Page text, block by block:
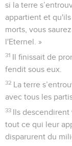
si la terre
appartient et
morts, vous
l'Eternel. »
31 Il finissait de
fendit sous eux.
32 La terre
avec tous les
33 Ils descendirent
tout ce qui leur
disparurent du